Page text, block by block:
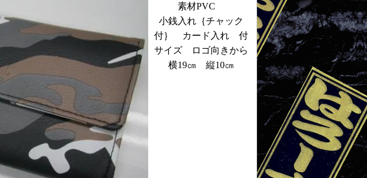
素材PVC
小銭入れ｛チャック
付｝ カード入れ 付
サイズ ロゴ向きから
横19㎝ 縦10㎝